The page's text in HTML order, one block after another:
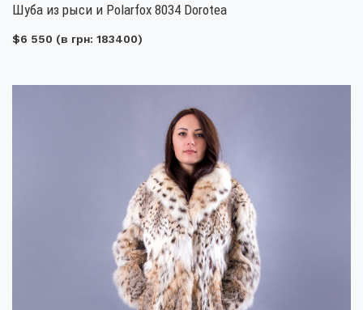
Шуба из рыси и Polarfox 8034 Dorotea
$6 550 (в грн: 183400)